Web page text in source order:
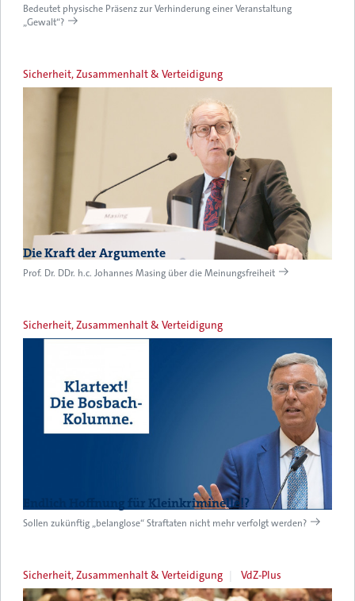
Bedeutet physische Präsenz zur Verhinderung einer Veranstaltung
„Gewalt“?
Sicherheit, Zusammenhalt & Verteidigung
Die Kraft der Argumente
Prof. Dr. DDr. h.c. Johannes Masing über die Meinungsfreiheit
Sicherheit, Zusammenhalt & Verteidigung
Endlich Hoffnung für Kleinkriminelle!?
Sollen zukünftig „belanglose“ Straftaten nicht mehr verfolgt werden?
Sicherheit, Zusammenhalt & Verteidigung VdZ-Plus